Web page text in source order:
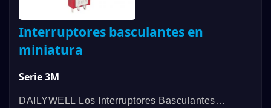
Interruptores basculantes en
miniatura
Serie 3M
DAILYWELL Los Interruptores Basculantes